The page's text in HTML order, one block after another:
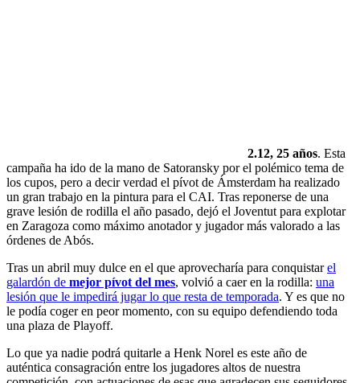
2.12, 25 años. Esta
campaña ha ido de la mano de Satoransky por el polémico tema de
los cupos, pero a decir verdad el pívot de Ámsterdam ha realizado
un gran trabajo en la pintura para el CAI. Tras reponerse de una
grave lesión de rodilla el año pasado, dejó el Joventut para explotar
en Zaragoza como máximo anotador y jugador más valorado a las
órdenes de Abós.
Tras un abril muy dulce en el que aprovecharía para conquistarel
galardón de mejor pívot del mes, volvió a caer en la rodilla: una
lesión que le impedirá jugar lo que resta de temporada. Y es que no
le podía coger en peor momento, con su equipo defendiendo toda
una plaza de Playoff.
Lo que ya nadie podrá quitarle a Henk Norel es este año de
auténtica consagración entre los jugadores altos de nuestra